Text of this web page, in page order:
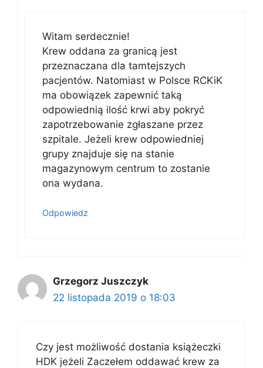
Witam serdecznie!
Krew oddana za granicą jest
przeznaczana dla tamtejszych
pacjentów. Natomiast w Polsce RCKiK
ma obowiązek zapewnić taką
odpowiednią ilość krwi aby pokryć
zapotrzebowanie zgłaszane przez
szpitale. Jeżeli krew odpowiedniej
grupy znajduje się na stanie
magazynowym centrum to zostanie
ona wydana.
Odpowiedz
Grzegorz Juszczyk
22 listopada 2019 o 18:03
Czy jest możliwość dostania książeczki
HDK jeżeli Zaczełem oddawać krew za